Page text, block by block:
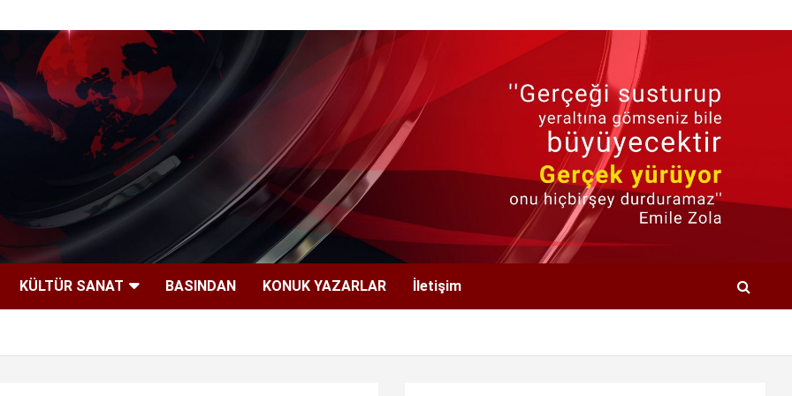
KÜLTÜR SANAT BASINDAN KONUK YAZARLAR İletişim